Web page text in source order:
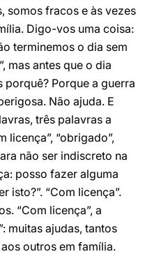
somos fracos e às vezes
Digo-vos uma coisa:
terminemos o dia sem
mas antes que o dia
porquê? Porque a guerra
Não ajuda. E
três palavras a
licença”, “obrigado”,
não ser indiscreto na
posso fazer alguma
isto?”. “Com licença”.
“Com licença”, a
muitas ajudas, tantos
outros em família.